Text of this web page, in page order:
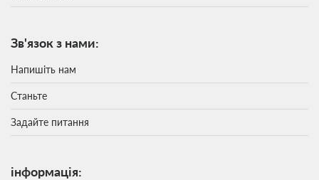
Зв'язок з нами:
Напишіть нам
Станьте
Задайте питання
інформація: